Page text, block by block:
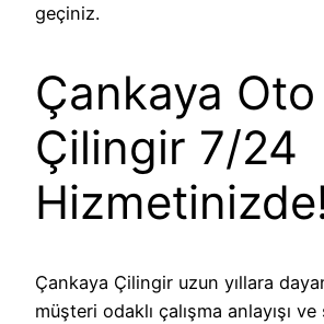
geçiniz.
Çankaya Oto
Çilingir 7/24
Çankaya Çilingir uzun yıllara
müşteri odaklı çalışma anlayışı